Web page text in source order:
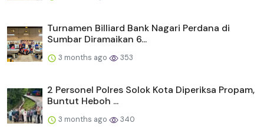
Turnamen Billiard Bank Nagari Perdana di
Sumbar Diramaikan 6...
3 months ago 353
2 Personel Polres Solok Kota Diperiksa Propam,
Buntut Heboh ...
3 months ago 340